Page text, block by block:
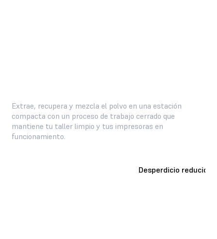
Extrae, recupera y mezcla el polvo en una estación
compacta con un proceso de trabajo cerrado que
mantiene tu taller limpio y tus impresoras en
funcionamiento.
Desperdicio reducido